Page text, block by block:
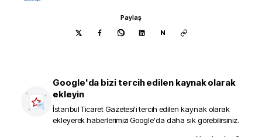
Paylaş
N
Google'da bizi tercih edilen kaynak olarak
ekleyin
İstanbul Ticaret Gazetesi'i tercih edilen kaynak olarak
ekleyerek haberlerimizi Google'da daha sık görebilirsiniz.